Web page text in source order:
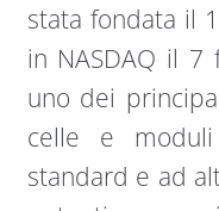
stata fondata il
in NASDAQ il 7
uno dei
celle e
standard e ad